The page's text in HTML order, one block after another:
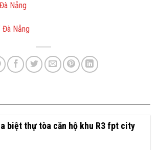
Nẵng
Đà Nẵng
biệt thự tòa căn hộ khu R3 fpt city